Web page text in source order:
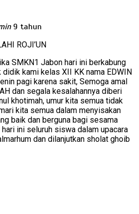
9 tahun
ROJI’UN
SMKN1 Jabon hari ini berkabung
kami kelas XII KK nama EDWIN
pagi karena sakit, Semoga amal
dan segala kesalahannya diberi
khotimah, umur kita semua tidak
kita semua dalam menyisakan
baik dan berguna bagi sesama
ini seluruh siswa dalam upacara
dan dilanjutkan sholat ghoib